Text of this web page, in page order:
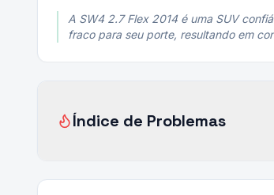
A SW4 2.7 Flex 2014 é uma SUV
fraco para seu porte, resultando em
Índice de Problemas